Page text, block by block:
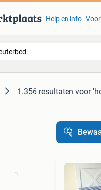
Help en info
1.356 resultaten voor